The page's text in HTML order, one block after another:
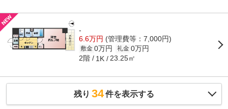
-
6.6万円 (管理費等：7,000円)
敷金 0万円 礼金 0万円
2階 1K 23.25㎡
残り 34件を表示する